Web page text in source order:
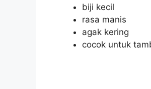
biji kecil
rasa manis
agak kering
cocok untuk